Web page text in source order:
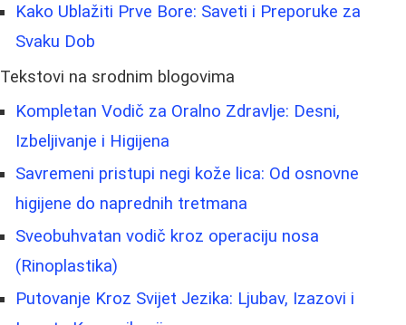
Kako Ublažiti Prve Bore: Saveti i Preporuke za
Svaku Dob
Tekstovi na srodnim blogovima
Kompletan Vodič za Oralno Zdravlje: Desni,
Izbeljivanje i Higijena
Savremeni pristupi negi kože lica: Od osnovne
higijene do naprednih tretmana
Sveobuhvatan vodič kroz operaciju nosa
(Rinoplastika)
Putovanje Kroz Svijet Jezika: Ljubav, Izazovi i